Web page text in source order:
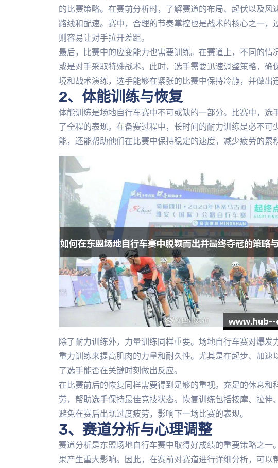
的比赛策略。在赛前分析时，了解赛道的布局、起伏以及
路线和配速。赛中，合理的节奏掌控也是战术的核心之一
则容易让对手拉开差距。
最后，比赛中的应变能力也需要训练。在赛道上，不同的情
或是对手采取特殊战术。此时，选手需要迅速调整策略，
境和战术演练，选手能够在紧张的比赛中保持冷静，并做出
2、体能训练与恢复
体能训练是场地自行车赛中不可或缺的一部分。比赛中，
了全程的表现。在备赛过程中，长时间的耐力训练是必不
能，还能帮助他们在比赛中保持稳定的速度，减少疲劳的累
除了耐力训练外，力量训练同样重要。场地自行车赛对爆
重力训练来提高肌肉的力量和耐久性。尤其是在起步、加
了选手能否在关键时刻做出反应。
在比赛前后的恢复同样需要得到足够的重视。充足的休息
劳，帮助选手保持最佳竞技状态。恢复训练包括按摩、拉伸
避免在赛后出现过度疲劳，影响下一场比赛的表现。
3、赛道分析与心理调整
赛道分析是东盟场地自行车赛中取得好成绩的重要策略之
果产生重大影响。因此，在赛前对赛道进行详细分析，可